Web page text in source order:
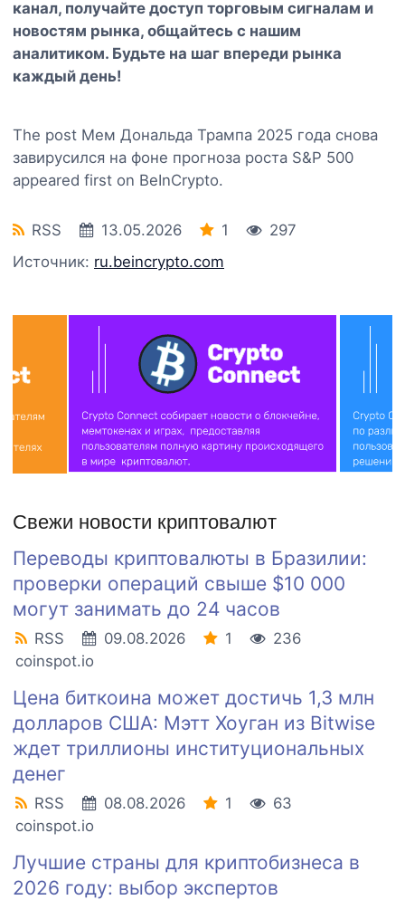
канал, получайте доступ торговым сигналам и
новостям рынка, общайтесь с нашим
аналитиком. Будьте на шаг впереди рынка
каждый день!
The post Мем Дональда Трампа 2025 года снова
завирусился на фоне прогноза роста S&P 500
appeared first on BeInCrypto.
RSS 13.05.2026 1
297
Источник: ru.beincrypto.com
Свежи новости криптовалют
Переводы криптовалюты в Бразилии:
проверки операций свыше $10 000
могут занимать до 24 часов
RSS 09.08.2026 1
236
coinspot.io
Цена биткоина может достичь 1,3 млн
долларов США: Мэтт Хоуган из Bitwise
ждет триллионы институциональных
денег
RSS 08.08.2026 1
63
coinspot.io
Лучшие страны для криптобизнеса в
2026 году: выбор экспертов